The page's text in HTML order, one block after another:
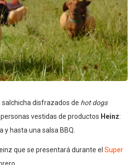
disfrazados de hot dogs
vestidas de productos Heinz:
hasta una salsa BBQ.
que se presentará durante el Super